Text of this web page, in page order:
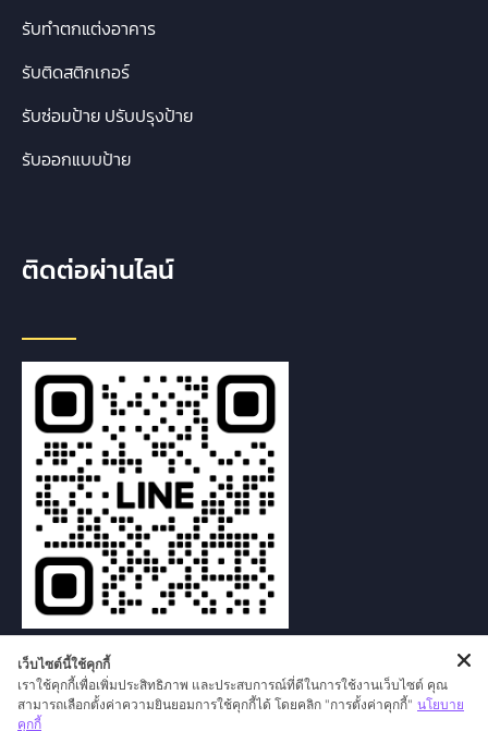
รับทำตกแต่งอาคาร
รับติดสติกเกอร์
รับซ่อมป้าย ปรับปรุงป้าย
รับออกแบบป้าย
ติดต่อผ่านไลน์
เว็บไซต์นี้ใช้คุกกี้
เราใช้คุกกี้เพื่อเพิ่มประสิทธิภาพ และประสบการณ์ที่ดีในการใช้งานเว็บไซต์ คุณ
สามารถเลือกตั้งค่าความยินยอมการใช้คุกกี้ได้ โดยคลิก "การตั้งค่าคุกกี้" นโยบาย
คุกกี้